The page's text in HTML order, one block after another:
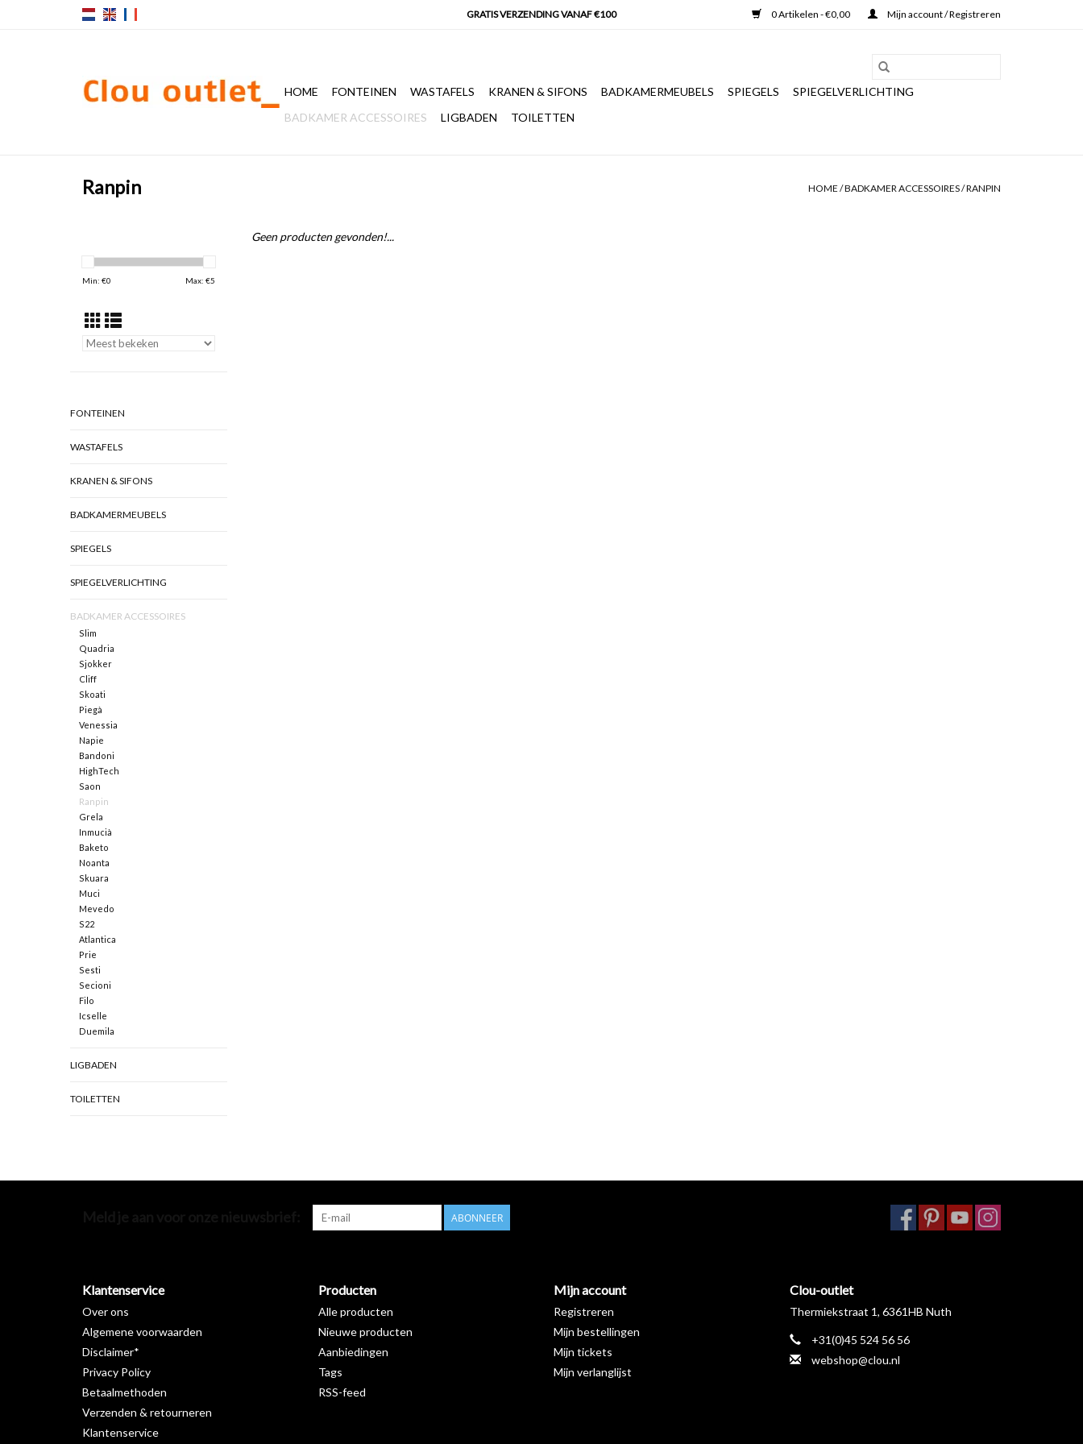
0 Artikelen - €0,00 Mijn account / Registreren
HOME FONTEINEN WASTAFELS KRANEN & SIFONS BADKAMERMEUBELS SPIEGELS
SPIEGELVERLICHTING
BADKAMER ACCESSOIRES
LIGBADEN TOILETTEN
Ranpin HOME /BADKAMER ACCESSOIRES/RANPIN
Min: €0 Max: €5
FONTEINEN
WASTAFELS
KRANEN & SIFONS
BADKAMERMEUBELS
SPIEGELS
SPIEGELVERLICHTING
BADKAMER ACCESSOIRES
Slim
Quadria
Sjokker
Cliff
Skoati
Piegà
Venessia
Napie
Bandoni
HighTech
Saon
Ranpin
Grela
Inmucià
Baketo
Noanta
Skuara
Muci
Mevedo
S22
Atlantica
Prie
Sesti
Secioni
Filo
Icselle
Duemila
LIGBADEN
TOILETTEN
Geen producten gevonden!...
ABONNEER
Klantenservice
Over ons
Algemene voorwaarden
Disclaimer*
Privacy Policy
Betaalmethoden
Verzenden & retourneren
Klantenservice
Producten
Alle producten
Nieuwe producten
Aanbiedingen
Tags
RSS-feed
Mijn account
Registreren
Mijn bestellingen
Mijn tickets
Mijn verlanglijst
Clou-outlet
Thermiekstraat 1, 6361HB Nuth
+31(0)45 524 56 56
webshop@clou.nl